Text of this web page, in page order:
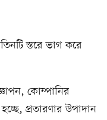
স্তরে ভাগ করে
কোম্পানির
প্রতারণার উপাদান